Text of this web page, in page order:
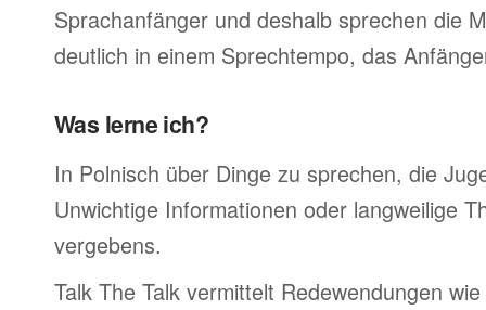
Sprachanfänger und deshalb sprechen die
deutlich in einem Sprechtempo, das
Was lerne ich?
In Polnisch über Dinge zu sprechen, die
Unwichtige Informationen oder langweilige
vergebens.
Talk The Talk vermittelt Redewendungen